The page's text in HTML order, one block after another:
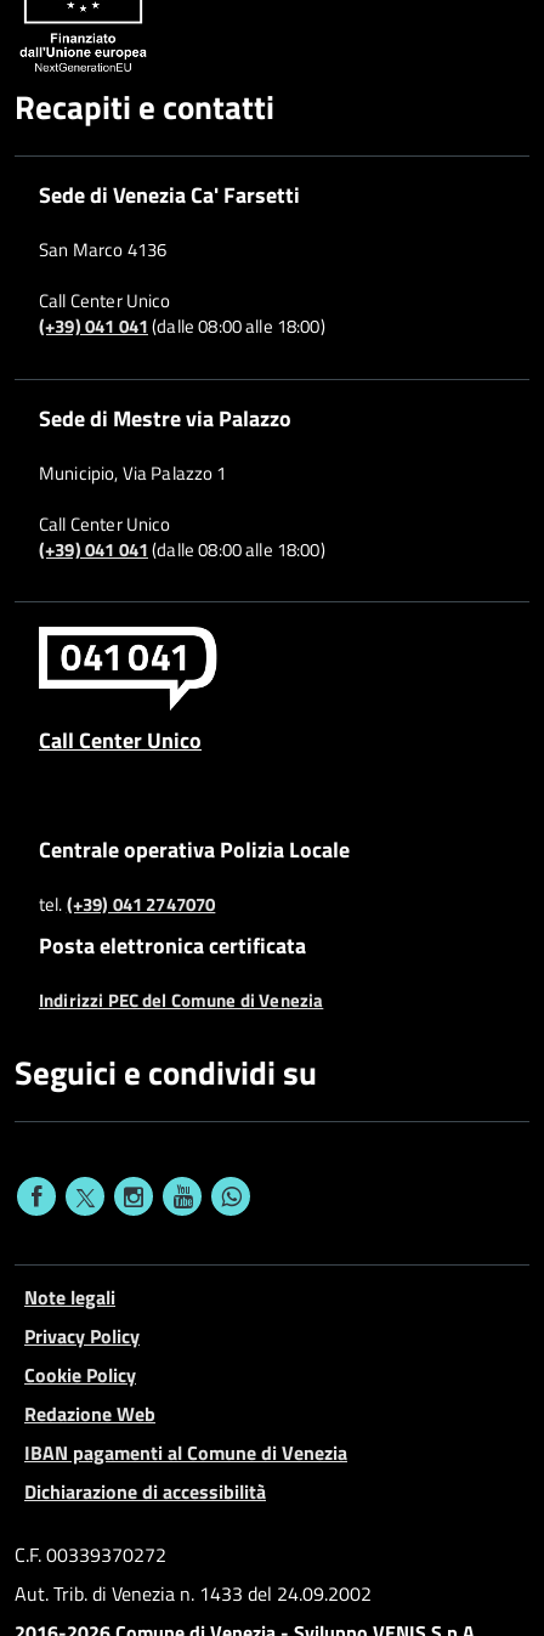
Recapiti e contatti
Sede di Venezia Ca' Farsetti
San Marco 4136
Call Center Unico
(+39) 041 041(dalle 08:00 alle 18:00)
Sede di Mestre via Palazzo
Municipio, Via Palazzo 1
Call Center Unico
(+39) 041 041(dalle 08:00 alle 18:00)
Call Center Unico
Centrale operativa Polizia Locale
tel.(+39) 041 2747070
Posta elettronica certificata
Indirizzi PEC del Comune di Venezia
Seguici e condividi su
Note legali
Privacy Policy
Cookie Policy
Redazione Web
IBAN pagamenti al Comune di Venezia
Dichiarazione di accessibilità
C.F. 00339370272
Aut. Trib. di Venezia n. 1433 del 24.09.2002